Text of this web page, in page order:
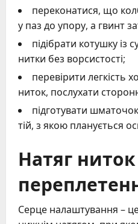
переконатися, що
у паз до упору, а гвинт
підібрати котушку із
нитки без ворсистості;
перевірити легкість
ниток, послухати
підготувати
тій, з якою планується
Натяг
Серце налаштування –